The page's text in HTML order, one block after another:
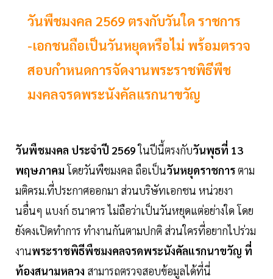
วันพืชมงคล 2569 ตรงกับวันใด ราชการ
-เอกชนถือเป็นวันหยุดหรือไม่ พร้อมตรวจ
สอบกำหนดการจัดงานพระราชพิธีพืช
มงคลจรดพระนังคัลแรกนาขวัญ
วันพืชมงคล ประจำปี 2569ในปีนี้ตรงกับวันพุธที่ 13
พฤษภาคมโดยวันพืชมงคล ถือเป็นวันหยุดราชการตาม
มติครม.ที่ประกาศออกมา ส่วนบริษัทเอกชน หน่วยงา
นอื่นๆ แบงก์ ธนาคาร ไม่ถือว่าเป็นวันหยุดแต่อย่างใด โดย
ยังคงเปิดทำการ ทำงานกันตามปกติ ส่วนใครที่อยากไปร่วม
งานพระราชพิธีพืชมงคลจรดพระนังคัลแรกนาขวัญ ที่
ท้องสนามหลวง สามารถตรวจสอบข้อมูลได้ที่นี่